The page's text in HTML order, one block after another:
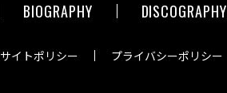
BIOGRAPHY DISCOGRAPHY
サイトポリシー プライバシーポリシー